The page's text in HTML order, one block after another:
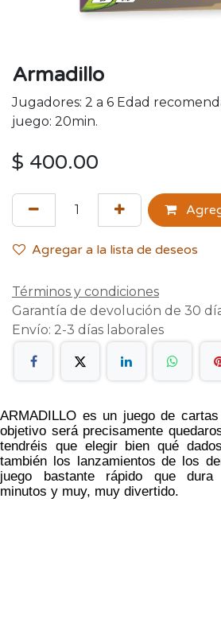
Armadillo
Jugadores: 2 a 6 Edad
juego: 20min.
$ 400.00
Agregar a la lista de deseos
Términos y condiciones
Garantía de devolución de 30
Envío: 2-3 días laborales
ARMADILLO es un juego de
objetivo será precisamente
tendréis que elegir bien qué
también los lanzamientos de los
juego bastante rápido que dura
minutos y muy, muy divertido.